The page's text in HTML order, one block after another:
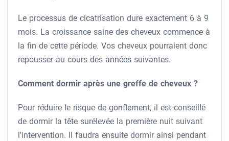
Le processus de cicatrisation dure exactement 6 à 9
mois. La croissance saine des cheveux commence à
la fin de cette période. Vos cheveux pourraient donc
repousser au cours des années suivantes.
Comment dormir après une greffe de cheveux ?
Pour réduire le risque de gonflement, il est conseillé
de dormir la tête surélevée la première nuit suivant
l’intervention. Il faudra ensuite dormir ainsi pendant